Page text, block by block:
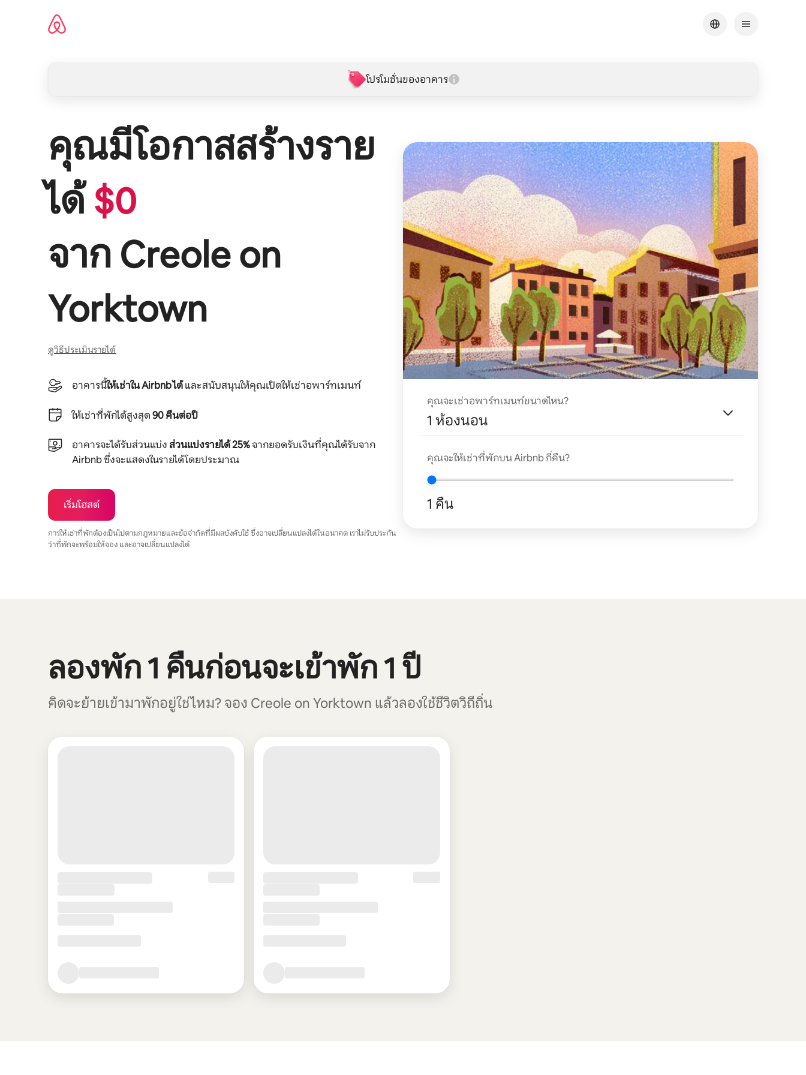
โปรโมชั่นของอาคาร
คุณมีโอกาสสร้างราย
ได้$0
จาก Creole on
Yorktown
ดูวิธีประเมินรายได้
อาคารนี้ให้เช่าใน Airbnb ได้และสนับสนุนให้คุณเปิดให้เช่าอพาร์ทเมนท์
ให้เช่าที่พักได้สูงสุด90 คืนต่อปี
อาคารจะได้รับส่วนแบ่ง ส่วนแบ่งรายได้ 25%จากยอดรับเงินที่คุณได้รับจาก
Airbnb ซึ่งจะแสดงในรายได้โดยประมาณ
เริ่มโฮสต์
การให้เช่าที่พักต้องเป็นไปตามกฎหมายและข้อจำกัดที่มีผลบังคับใช้ ซึ่งอาจเปลี่ยนแปลงได้ในอนาคต เราไม่รับประกัน
ว่าที่พักจะพร้อมให้จอง และอาจเปลี่ยนแปลงได้
คุณจะเช่าอพาร์ทเมนท์ขนาดไหน?
1 ห้องนอน
คุณจะให้เช่าที่พักบน Airbnb กี่คืน?
1 คืน
ลองพัก 1 คืนก่อนจะเข้าพัก 1 ปี
คิดจะย้ายเข้ามาพักอยู่ใช่ไหม? จอง Creole on Yorktown แล้วลองใช้ชีวิตวิถีถิ่น
แสดง 0 จาก 0 รายการ